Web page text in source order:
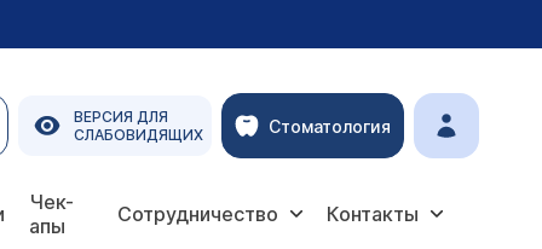
ВЕРСИЯ ДЛЯ
СЛАБОВИДЯЩИХ
Стоматология
Чек-
апы
Сотрудничество Контакты